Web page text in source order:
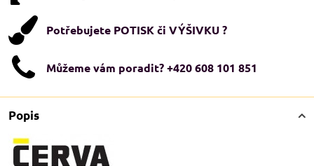
Potřebujete POTISK či VÝŠIVKU ?
Můžeme vám poradit? +420 608 101 851
Popis